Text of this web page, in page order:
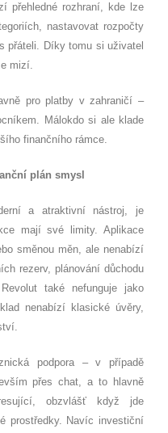
přehledné rozhraní, kde lze
nastavovat rozpočty
přáteli. Díky tomu si uživatel
mizí.
pro platby v zahraničí –
Málokdo si ale klade
finančního rámce.
plán smysl
a atraktivní nástroj, je
mají své limity. Aplikace
směnou měn, ale nenabízí
rezerv, plánování důchodu
také nefunguje jako
nenabízí klasické úvěry,
podpora – v případě
přes chat, a to hlavně
obzvlášť když jde
prostředky. Navíc investiční